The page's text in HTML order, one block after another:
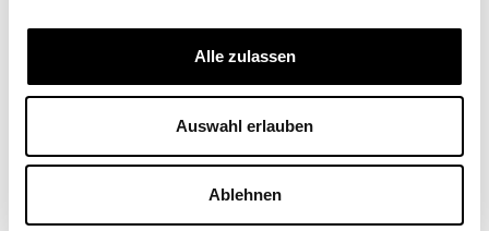
Alle zulassen
Auswahl erlauben
Ablehnen
Schweizerische
Eidgenossenschaft
Confédération suisse
Confederazione Svizzera
Confederaziun svizra